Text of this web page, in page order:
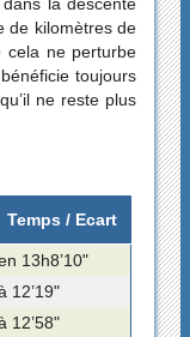
la descente
de kilomètres de
cela ne perturbe
toujours
ne reste plus
Temps / Ecart
13h8’10"
12’19"
12’58"